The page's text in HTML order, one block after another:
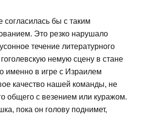
согласилась бы с таким
Это резко нарушало
течение литературного
немую сцену в стане
именно в игре с Израилем
качество нашей команды, не
общего с везением или куражом.
пока он голову поднимет,